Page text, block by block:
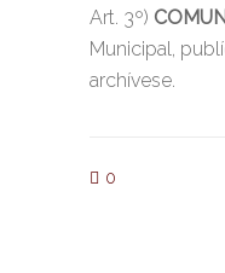
Art. 3º)
Municipal,
archívese.
0